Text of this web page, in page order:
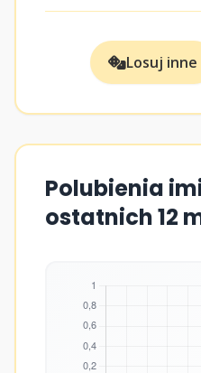
Losuj inne
Polubienia
ostatnich 12